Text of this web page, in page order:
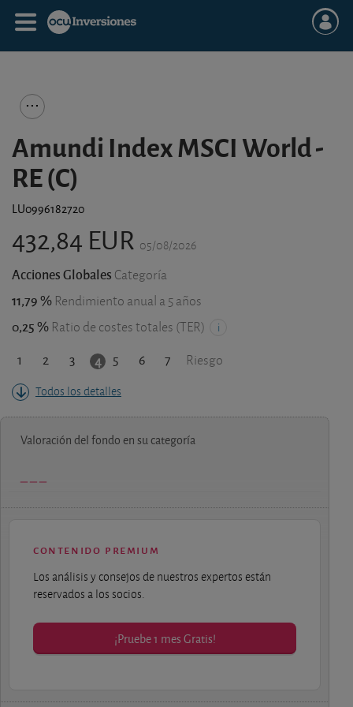
Amundi Index MSCI World -
RE (C)
LU0996182720
432,84 EUR 05/08/2026
Acciones Globales Categoría
11,79 % Rendimiento anual a 5 años
0,25 % Ratio de costes totales (TER)
1 2 3 4 5 6 7 Riesgo
Todos los detalles
Valoración del fondo en su categoría
contenido premium
Los análisis y consejos de nuestros expertos están
reservados a los socios.
¡Pruebe 1 mes Gratis!